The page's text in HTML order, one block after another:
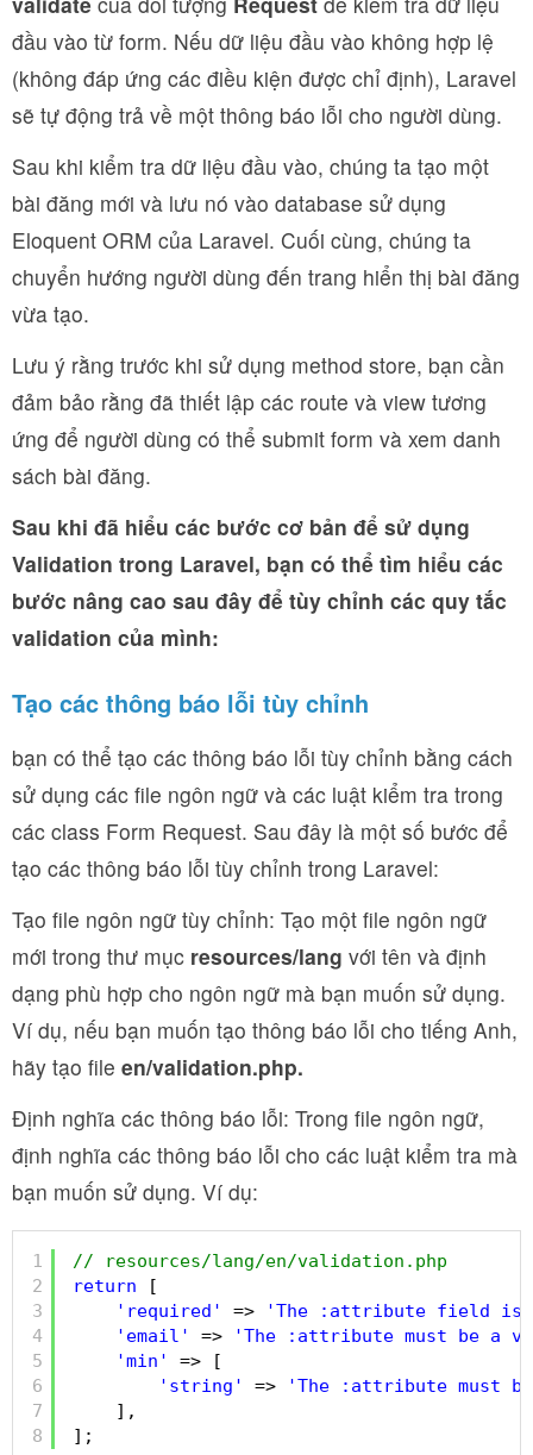
đầu vào từ form. Nếu dữ liệu đầu vào không hợp lệ
(không đáp ứng các điều kiện được chỉ định), Laravel
sẽ tự động trả về một thông báo lỗi cho người dùng.
Sau khi kiểm tra dữ liệu đầu vào, chúng ta tạo một
bài đăng mới và lưu nó vào database sử dụng
Eloquent ORM của Laravel. Cuối cùng, chúng ta
chuyển hướng người dùng đến trang hiển thị bài đăng
vừa tạo.
Lưu ý rằng trước khi sử dụng method store, bạn cần
đảm bảo rằng đã thiết lập các route và view tương
ứng để người dùng có thể submit form và xem danh
sách bài đăng.
Sau khi đã hiểu các bước cơ bản để sử dụng
Validation trong Laravel, bạn có thể tìm hiểu các
bước nâng cao sau đây để tùy chỉnh các quy tắc
validation của mình:
Tạo các thông báo lỗi tùy chỉnh
bạn có thể tạo các thông báo lỗi tùy chỉnh bằng cách
sử dụng các file ngôn ngữ và các luật kiểm tra trong
các class Form Request. Sau đây là một số bước để
tạo các thông báo lỗi tùy chỉnh trong Laravel:
Tạo file ngôn ngữ tùy chỉnh: Tạo một file ngôn ngữ
mới trong thư mục resources/lang với tên và định
dạng phù hợp cho ngôn ngữ mà bạn muốn sử dụng.
Ví dụ, nếu bạn muốn tạo thông báo lỗi cho tiếng Anh,
hãy tạo file en/validation.php.
Định nghĩa các thông báo lỗi: Trong file ngôn ngữ,
định nghĩa các thông báo lỗi cho các luật kiểm tra mà
bạn muốn sử dụng. Ví dụ:
1
2
3
4
5
6
7
8
// resources/lang/en/validation.php
return
[
'required'
=>
'The :attribute field is
'email'
=>
'The :attribute must be a
'min'
=> [
'string'
=>
'The :attribute must
],
];